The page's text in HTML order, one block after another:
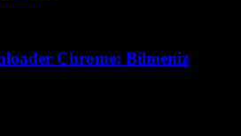
Chrome: Bilmeniz